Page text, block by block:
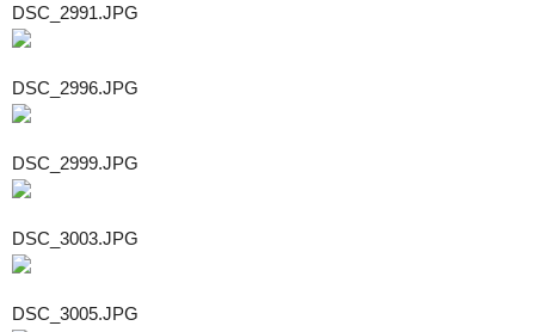
DSC_2991.JPG
DSC_2996.JPG
DSC_2999.JPG
DSC_3003.JPG
DSC_3005.JPG